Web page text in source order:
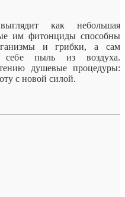
как небольшая
им фитонциды способны
и грибки, а сам
себе пыль из воздуха.
душевые процедуры:
с новой силой.